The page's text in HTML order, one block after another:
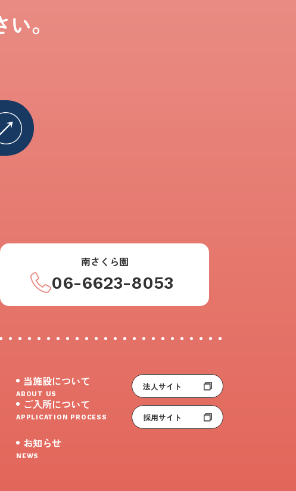
南さくら園
06-6623-8053
当施設について
ABOUT US
ご入所について
APPLICATION PROCESS
お知らせ
NEWS
法人サイト
採用サイト